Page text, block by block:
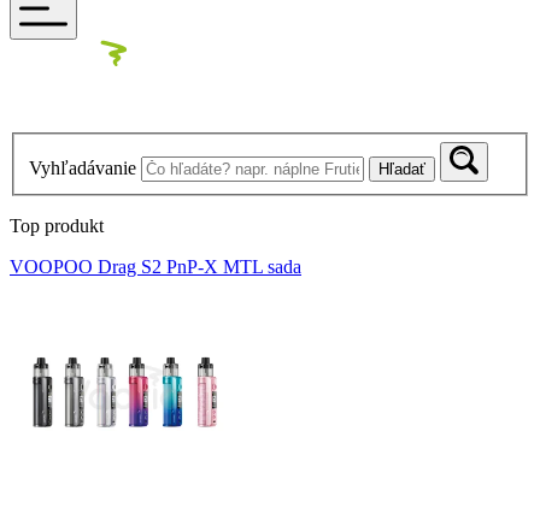
Vyhľadávanie Hľadať
Top produkt
VOOPOO Drag S2 PnP-X MTL sada